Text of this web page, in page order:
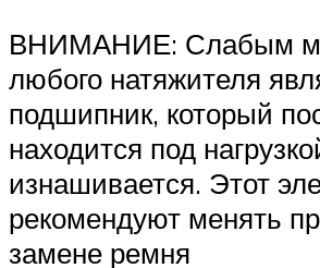
ВНИМАНИЕ: Слабым
любого натяжителя
подшипник, который
находится под
изнашивается. Этот
рекомендуют менять
замене ремня